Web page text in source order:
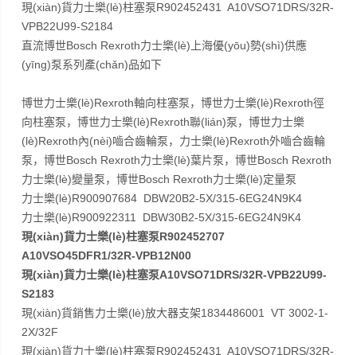
現(xiàn)貨力士樂(lè)柱塞泵R902452431 A10VSO71DRS/32R-
VPB22U99-S2184
直流博世Bosch Rexroth力士樂(lè)上海優(yōu)勢(shì)供應
(yīng)泵系列產(chǎn)品如下
博世力士樂(lè)Rexroth軸向柱塞泵，博世力士樂(lè)Rexroth徑
向柱塞泵，博世力士樂(lè)Rexroth聯(lián)泵，博世力士樂
(lè)Rexroth內(nèi)嚙合齒輪泵，力士樂(lè)Rexroth外嚙合齒輪
泵，博世Bosch Rexroth力士樂(lè)葉片泵，博世Bosch Rexroth
力士樂(lè)變量泵，博世Bosch Rexroth力士樂(lè)定量泵
力士樂(lè)R900907684 DBW20B2-5X/315-6EG24N9K4
力士樂(lè)R900922311 DBW30B2-5X/315-6EG24N9K4
現(xiàn)貨力士樂(lè)柱塞泵R902452707
A10VSO45DFR1/32R-VPB12N00
現(xiàn)貨力士樂(lè)柱塞泵A10VSO71DRS/32R-VPB22U99-
S2183
現(xiàn)貨銷售力士樂(lè)放大器支架1834486001 VT 3002-1-
2X/32F
現(xiàn)貨力士樂(lè)柱塞泵R902452431 A10VSO71DRS/32R-